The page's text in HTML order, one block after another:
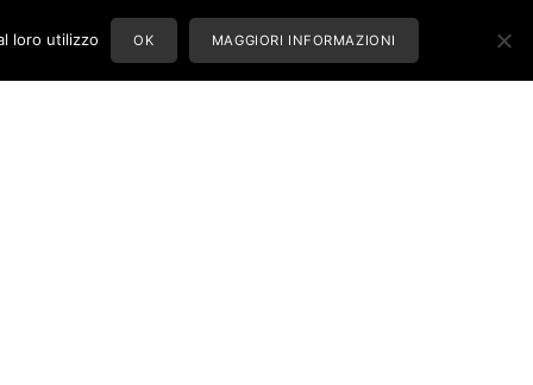
loro utilizzo OK MAGGIORI INFORMAZIONI